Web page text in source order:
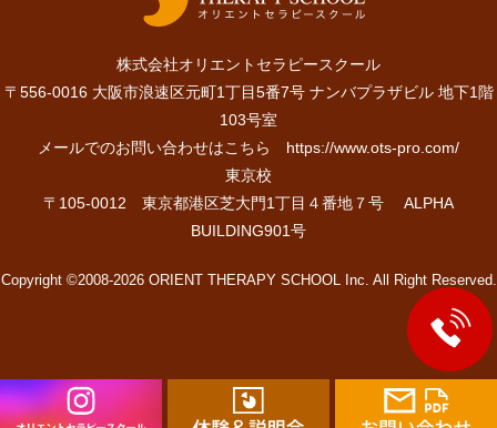
株式会社オリエントセラピースクール
〒556-0016 大阪市浪速区元町1丁目5番7号 ナンバプラザビル 地下1階
103号室
メールでのお問い合わせはこちら
https://www.ots-pro.com/
東京校
〒105-0012 東京都港区芝大門1丁目４番地７号 ALPHA
BUILDING901号
Copyright ©2008-2026 ORIENT THERAPY SCHOOL Inc. All Right Reserved.